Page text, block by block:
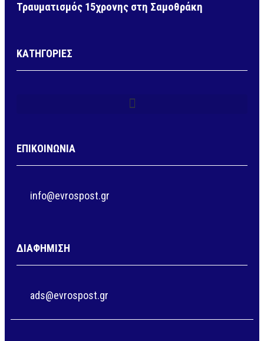
Τραυματισμός 15χρονης στη Σαμοθράκη
ΚΑΤΗΓΟΡΙΕΣ
ΕΠΙΚΟΙΝΩΝΙΑ
info@evrospost.gr
ΔΙΑΦΗΜΙΣΗ
ads@evrospost.gr